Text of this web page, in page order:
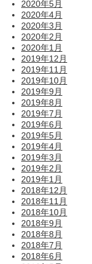
2020年5月
2020年4月
2020年3月
2020年2月
2020年1月
2019年12月
2019年11月
2019年10月
2019年9月
2019年8月
2019年7月
2019年6月
2019年5月
2019年4月
2019年3月
2019年2月
2019年1月
2018年12月
2018年11月
2018年10月
2018年9月
2018年8月
2018年7月
2018年6月